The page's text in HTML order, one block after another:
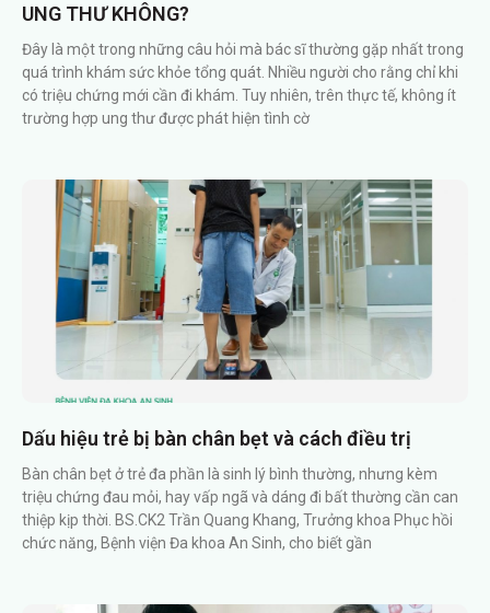
UNG THƯ KHÔNG?
Đây là một trong những câu hỏi mà bác sĩ thường gặp nhất trong
quá trình khám sức khỏe tổng quát. Nhiều người cho rằng chỉ khi
có triệu chứng mới cần đi khám. Tuy nhiên, trên thực tế, không ít
trường hợp ung thư được phát hiện tình cờ
Dấu hiệu trẻ bị bàn chân bẹt và cách điều trị
Bàn chân bẹt ở trẻ đa phần là sinh lý bình thường, nhưng kèm
triệu chứng đau mỏi, hay vấp ngã và dáng đi bất thường cần can
thiệp kịp thời. BS.CK2 Trần Quang Khang, Trưởng khoa Phục hồi
chức năng, Bệnh viện Đa khoa An Sinh, cho biết gần